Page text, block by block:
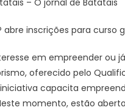
– O jornal de Batatais
abre inscrições para
em empreender ou
oferecido pelo
capacita
momento, estão